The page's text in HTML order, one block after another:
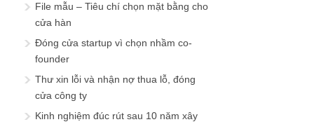
File mẫu – Tiêu chí chọn mặt bằng cho
cửa hàn
Đóng cửa startup vì chọn nhầm co-
founder
Thư xin lỗi và nhận nợ thua lỗ, đóng
cửa công ty
Kinh nghiệm đúc rút sau 10 năm xây